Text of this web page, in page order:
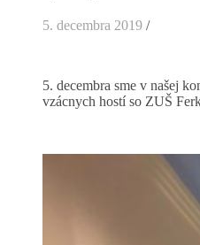
5. decembra 2019 /
5. decembra sme v našej
vzácnych hostí so ZUŠ